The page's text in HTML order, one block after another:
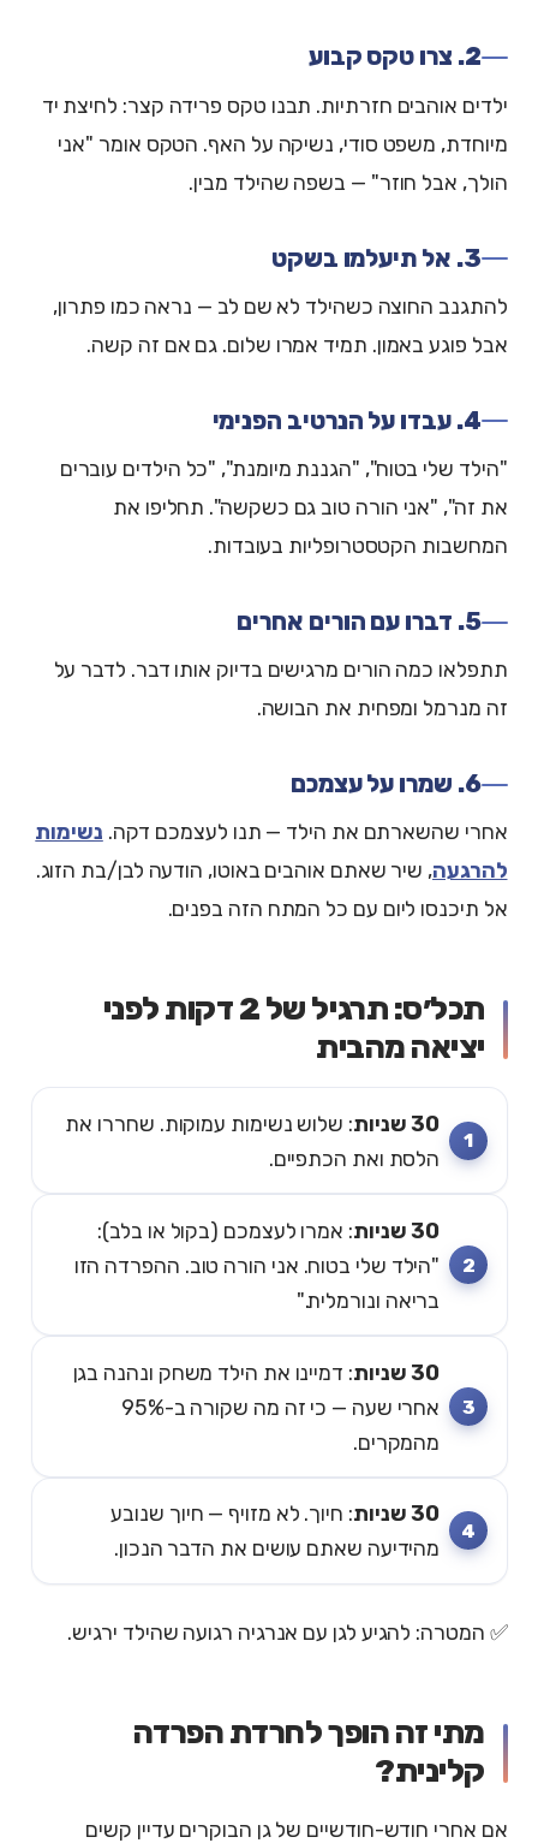
2. צרו טקס קבוע
ילדים אוהבים חזרתיות. תבנו טקס פרידה קצר: לחיצת יד
מיוחדת, משפט סודי, נשיקה על האף. הטקס אומר "אני
הולך, אבל חוזר" — בשפה שהילד מבין.
3. אל תיעלמו בשקט
להתגנב החוצה כשהילד לא שם לב — נראה כמו פתרון,
אבל פוגע באמון. תמיד אמרו שלום. גם אם זה קשה.
4. עבדו על הנרטיב הפנימי
"הילד שלי בטוח", "הגננת מיומנת", "כל הילדים עוברים
את זה", "אני הורה טוב גם כשקשה". תחליפו את
המחשבות הקטסטרופליות בעובדות.
5. דברו עם הורים אחרים
תתפלאו כמה הורים מרגישים בדיוק אותו דבר. לדבר על
זה מנרמל ומפחית את הבושה.
6. שמרו על עצמכם
אחרי שהשארתם את הילד — תנו לעצמכם דקה. נשימות
להרגעה, שיר שאתם אוהבים באוטו, הודעה לבן/בת הזוג.
אל תיכנסו ליום עם כל המתח הזה בפנים.
תכל׳ס: תרגיל של 2 דקות לפני
יציאה מהבית
30 שניות
: שלוש נשימות עמוקות. שחררו את
הלסת ואת הכתפיים.
30 שניות
: אמרו לעצמכם (בקול או בלב):
"הילד שלי בטוח. אני הורה טוב. ההפרדה הזו
בריאה ונורמלית."
30 שניות
: דמיינו את הילד משחק ונהנה בגן
אחרי שעה — כי זה מה שקורה ב-95%
מהמקרים.
30 שניות
: חיוך. לא מזויף — חיוך שנובע
מהידיעה שאתם עושים את הדבר הנכון.
✅ המטרה: להגיע לגן עם אנרגיה רגועה שהילד ירגיש.
מתי זה הופך לחרדת הפרדה
קלינית?
אם אחרי חודש-חודשיים של גן הבוקרים עדיין קשים